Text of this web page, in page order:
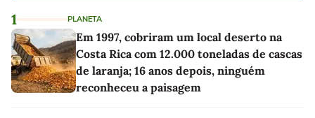
1 PLANETA
Em 1997, cobriram um local deserto na
Costa Rica com 12.000 toneladas de cascas
de laranja; 16 anos depois, ninguém
reconheceu a paisagem